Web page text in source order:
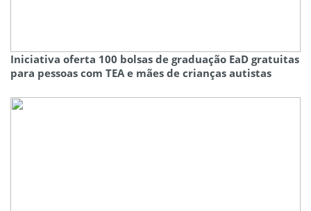
Iniciativa oferta 100 bolsas de graduação EaD gratuitas
para pessoas com TEA e mães de crianças autistas